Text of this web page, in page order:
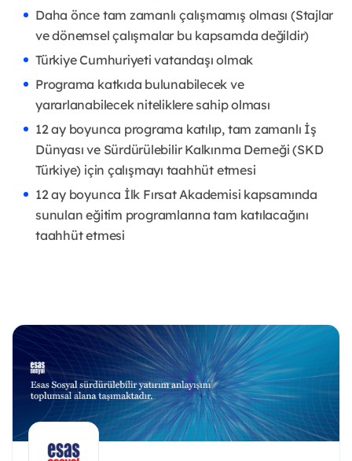
Daha önce tam zamanlı çalışmamış olması (Stajlar
ve dönemsel çalışmalar bu kapsamda değildir)
Türkiye Cumhuriyeti vatandaşı olmak
Programa katkıda bulunabilecek ve
yararlanabilecek niteliklere sahip olması
12 ay boyunca programa katılıp, tam zamanlı İş
Dünyası ve Sürdürülebilir Kalkınma Derneği (SKD
Türkiye) için çalışmayı taahhüt etmesi
12 ay boyunca İlk Fırsat Akademisi kapsamında
sunulan eğitim programlarına tam katılacağını
taahhüt etmesi